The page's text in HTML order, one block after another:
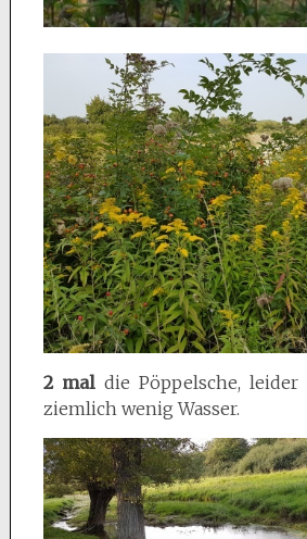
2 mal die Pöppelsche,
ziemlich wenig Wasser.